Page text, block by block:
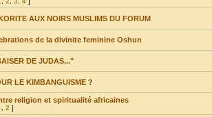
AUX NOIRS MUSLIMS DU FORUM
de la divinite feminine Oshun
DE JUDAS..."
LE KIMBANGUISME ?
religion et spiritualité africaines
2 ]